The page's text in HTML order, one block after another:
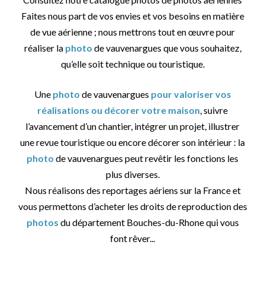
Faites nous part de vos envies et vos besoins en matière
de vue aérienne ; nous mettrons tout en œuvre pour
réaliser la photo de vauvenargues que vous souhaitez,
qu’elle soit technique ou touristique.
Une photo de vauvenargues pour valoriser vos
réalisations ou décorer votre maison, suivre
l’avancement d’un chantier, intégrer un projet, illustrer
une revue touristique ou encore décorer son intérieur : la
photo de vauvenargues peut revêtir les fonctions les
plus diverses.
Nous réalisons des reportages aériens sur la France et
vous permettons d’acheter les droits de reproduction des
photos du département Bouches-du-Rhone qui vous
font rêver...